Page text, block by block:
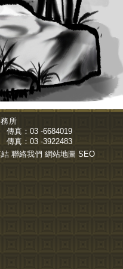
所
傳真：03 -6684019
傳真：03 -3922483
聯絡我們 網站地圖 SEO